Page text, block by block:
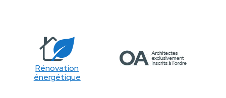
Rénovation
énergétique